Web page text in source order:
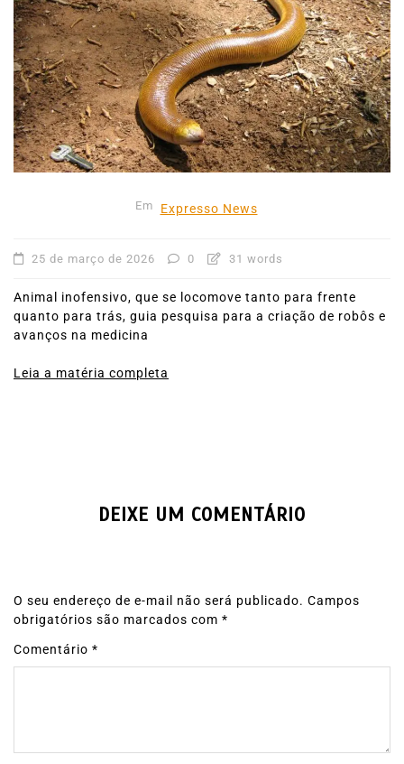
Em Expresso News
25 de março de 2026 0 31 words
Animal inofensivo, que se locomove tanto para frente
quanto para trás, guia pesquisa para a criação de robôs e
avanços na medicina
Leia a matéria completa
DEIXE UM COMENTÁRIO
O seu endereço de e-mail não será publicado. Campos
obrigatórios são marcados com *
Comentário *